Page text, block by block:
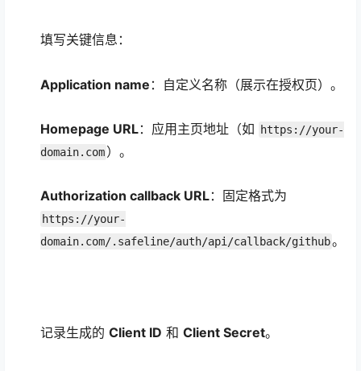
填写关键信息：
Application name ：自定义名称（展示在授权页）。
Homepage URL：应用主页地址（如
https://your-
domain.com）。
Authorization callback URL：固定格式为
https://your-
domain.com/.safeline/auth/api/callback/github。
记录生成的 Client ID 和 Client Secret。